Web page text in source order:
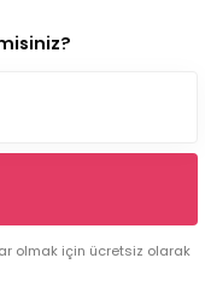
olmak için ücretsiz olarak